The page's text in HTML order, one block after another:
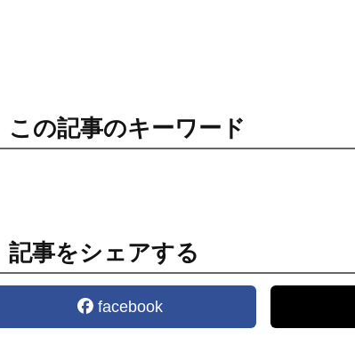
この記事のキーワード
記事をシェアする
facebook